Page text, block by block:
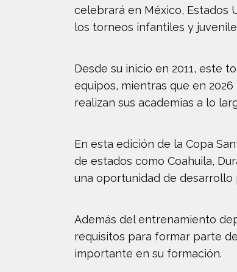
celebrará en México, Estados
los torneos infantiles y
Desde su inicio en 2011, este
equipos, mientras que en
realizan sus academias a lo
En esta edición de la Copa
de estados como Coahuila,
una oportunidad de desarrollo
Además del entrenamiento
requisitos para formar parte
importante en su formación.